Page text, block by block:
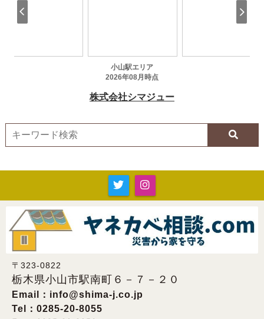
〒323-0822
栃木県小山市駅南町６－７－２０
Email： info@shima-j.co.jp
Tel：0285-20-8055